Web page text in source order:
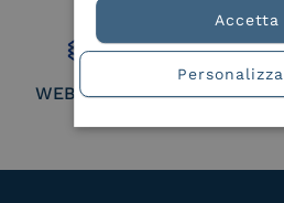
WEBUILD Consortium
Accetta
Personalizza